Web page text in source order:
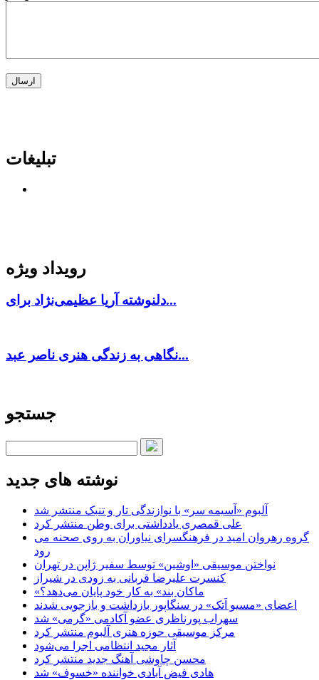
تبلیغات
رویداد ویژه
دلنوشته آریا عظیمی‌نژاد برای...
نگاهی به زندگی هنری ناصر عبد...
جستجو
نوشته های جدید
آلبوم «آسیمه سر» با نوازندگی تار و تنبک منتشر شد
علی قمصری یادداشتی برای وطن منتشر کرد
گروه رهروان امید در فرهنگسرای نیاوران به روی صحنه می
رود
نواختن موسیقی «اوشین» توسط سفیر ژاپن در تهران
کنسرت علیرضا قربانی به زودی در شیراز
«ماکان بند» به کار خود پایان می‌دهد؟
اعضای «مسیو اَتک» در سنگاپور بازداشت و بازجویی شدند
سهراب پورناظری عضو آکادمی «گرمی» شد
مرکز موسیقی حوزه هنری آلبوم منتشر کرد
آثار مجید انتظامی اجرا می‌شود
محسن چاوشی آهنگ جدید منتشر کرد
هادی فیض آبادی خواننده «خسوف» شد